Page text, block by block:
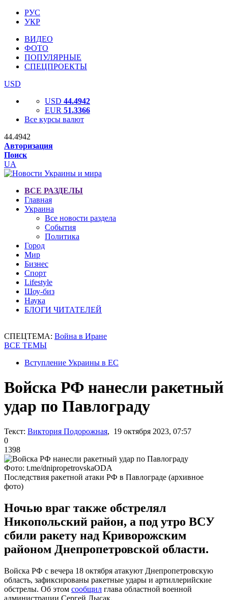
РУС
УКР
ВИДЕО
ФОТО
ПОПУЛЯРНЫЕ
СПЕЦПРОЕКТЫ
USD
USD 44.4942
EUR 51.3366
Все курсы валют
44.4942
Авторизация
Поиск
UA
ВСЕ РАЗДЕЛЫ
Главная
Украина
Все новости раздела
События
Политика
Город
Мир
Бизнес
Спорт
Lifestyle
Шоу-биз
Наука
БЛОГИ ЧИТАТЕЛЕЙ
СПЕЦТЕМА: Война в Иране
ВСЕ ТЕМЫ
Вступление Украины в ЕС
Войска РФ нанесли ракетный
удар по Павлограду
Текст: Виктория Подорожная, 19 октября 2023, 07:57
0
1398
Фото: t.me/dnipropetrovskaODA
Последствия ракетной атаки РФ в Павлограде (архивное
фото)
Ночью враг также обстрелял
Никопольский район, а под утро ВСУ
сбили ракету над Криворожским
районом Днепропетровской области.
Войска РФ с вечера 18 октября атакуют Днепропетровскую
область, зафиксированы ракетные удары и артиллерийские
обстрелы. Об этом сообщил глава областной военной
администрации Сергей Лысак.